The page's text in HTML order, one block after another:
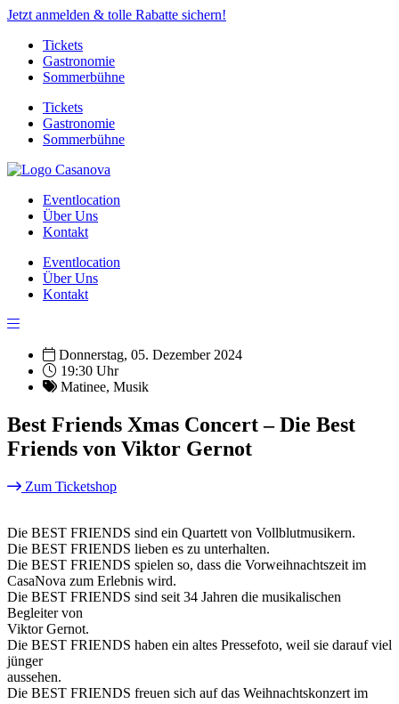
Jetzt anmelden & tolle Rabatte sichern!
Tickets
Gastronomie
Sommerbühne
Tickets
Gastronomie
Sommerbühne
Eventlocation
Über Uns
Kontakt
Eventlocation
Über Uns
Kontakt
Donnerstag, 05. Dezember 2024
19:30 Uhr
Matinee, Musik
Best Friends Xmas Concert – Die Best
Friends von Viktor Gernot
Zum Ticketshop
Die BEST FRIENDS sind ein Quartett von Vollblutmusikern.
Die BEST FRIENDS lieben es zu unterhalten.
Die BEST FRIENDS spielen so, dass die Vorweihnachtszeit im
CasaNova zum Erlebnis wird.
Die BEST FRIENDS sind seit 34 Jahren die musikalischen
Begleiter von
Viktor Gernot.
Die BEST FRIENDS haben ein altes Pressefoto, weil sie darauf viel
jünger
aussehen.
Die BEST FRIENDS freuen sich auf das Weihnachtskonzert im